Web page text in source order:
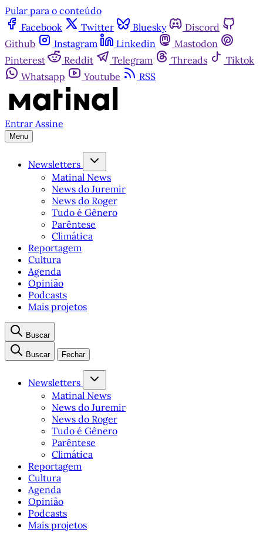
Pular para o conteúdo
Facebook
Twitter Bluesky
Discord
Github
Instagram Linkedin
Mastodon
Pinterest
Reddit Telegram Threads
Tiktok
Whatsapp
Youtube RSS
Entrar Assine
Menu
Newsletters
Matinal News
News do Juremir
News do Roger
Tudo é Gênero
Parêntese
Climática
Reportagem
Cultura
Agenda
Opinião
Podcasts
Mais projetos
Buscar
Buscar Fechar
Newsletters
Matinal News
News do Juremir
News do Roger
Tudo é Gênero
Parêntese
Climática
Reportagem
Cultura
Agenda
Opinião
Podcasts
Mais projetos